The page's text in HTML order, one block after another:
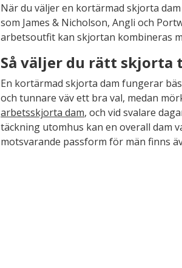
När du väljer en kortärmad skjorta
som James & Nicholson, Angli och
arbetsoutfit kan skjortan kombineras
Så väljer du rätt skjorta
En kortärmad skjorta dam fungerar
och tunnare väv ett bra val, medan
arbetsskjorta dam, och vid svalare
täckning utomhus kan en overall dam
motsvarande passform för män finns